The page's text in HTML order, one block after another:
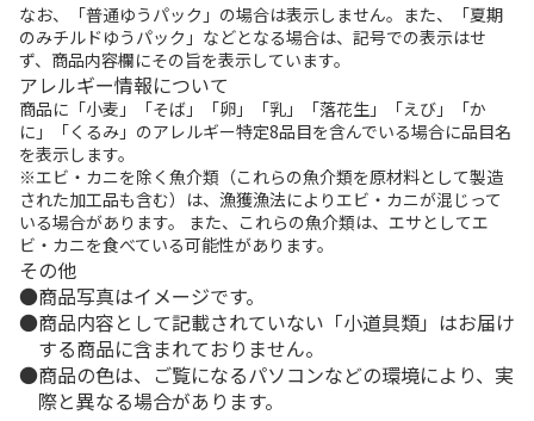
なお、「普通ゆうパック」の場合は表示しません。また、「夏期
のみチルドゆうパック」などとなる場合は、記号での表示はせ
ず、商品内容欄にその旨を表示しています。
アレルギー情報について
商品に「小麦」「そば」「卵」「乳」「落花生」「えび」「か
に」「くるみ」のアレルギー特定8品目を含んでいる場合に品目名
を表示します。
※エビ・カニを除く魚介類（これらの魚介類を原材料として製造
された加工品も含む）は、漁獲漁法によりエビ・カニが混じって
いる場合があります。 また、これらの魚介類は、エサとしてエ
ビ・カニを食べている可能性があります。
その他
商品写真はイメージです。
商品内容として記載されていない「小道具類」はお届け
する商品に含まれておりません。
商品の色は、ご覧になるパソコンなどの環境により、実
際と異なる場合があります。